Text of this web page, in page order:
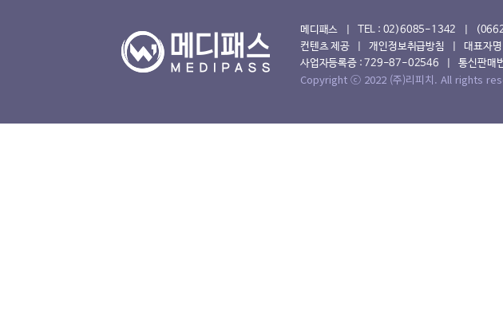
메디패스 | TEL : 02)6085-1342 | (06621)
컨텐츠 제공 | 개인정보취급방침 | 대표자명
사업자등록증 : 729-87-02546 | 통신판매
Copyright ⓒ 2022 (주)리피치. All rights